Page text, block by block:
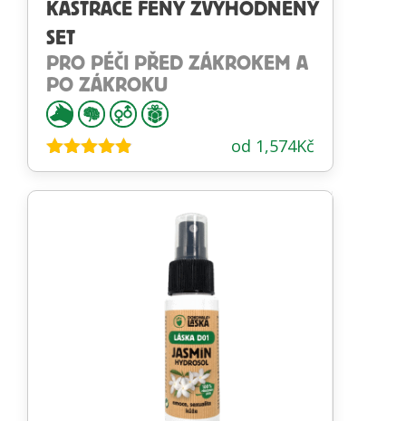
KASTRACE FENY ZVÝHODNĚNÝ
SET
PRO PÉČI PŘED ZÁKROKEM A
PO ZÁKROKU
Hodnocení
od 1,574Kč